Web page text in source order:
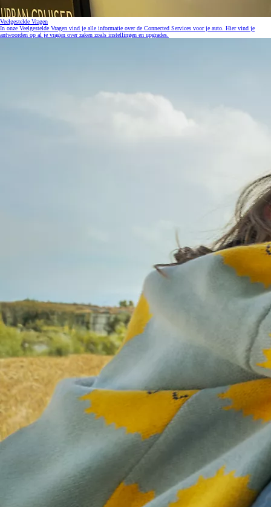
Veelgestelde Vragen
In onze Veelgestelde Vragen vind je alle informatie over de Connected Services voor je auto. Hier vind je
antwoorden op al je vragen over zaken zoals instellingen en upgrades.